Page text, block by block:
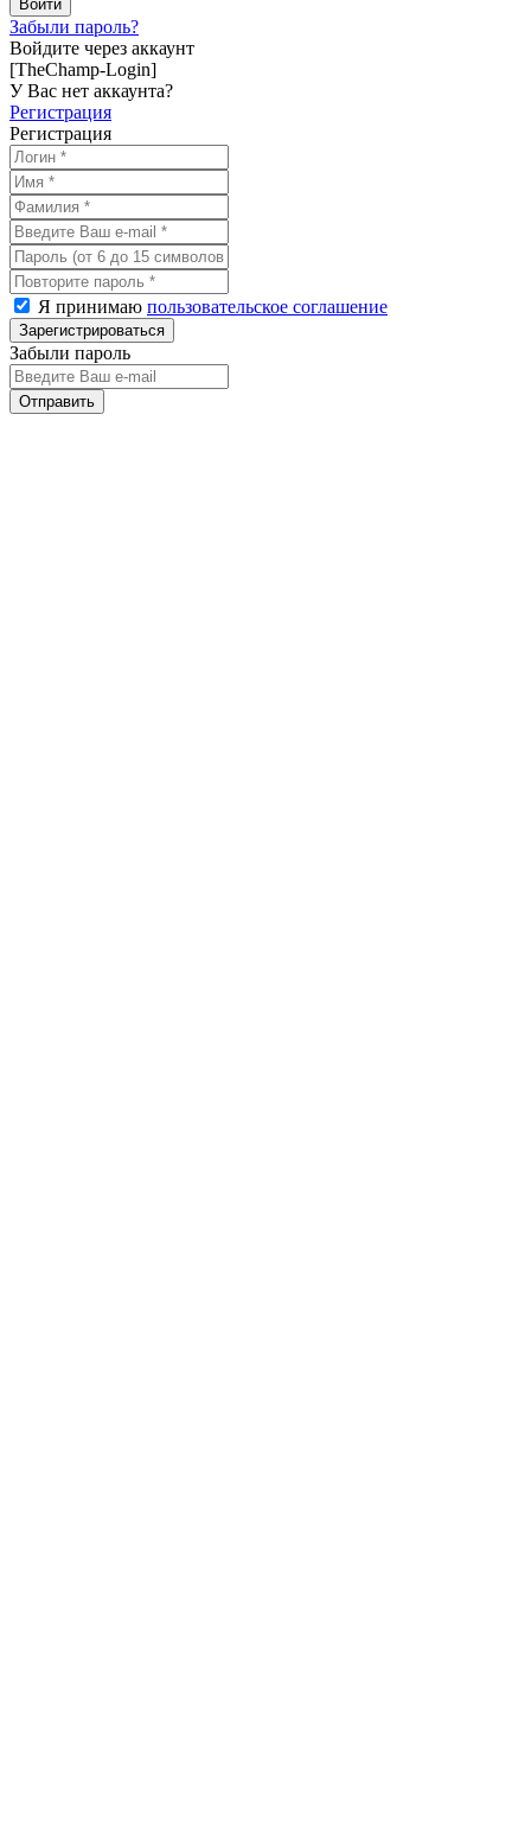
Забыли пароль?
Войдите через аккаунт
[TheChamp-Login]
У Вас нет аккаунта?
Регистрация
Регистрация
Я принимаю пользовательское соглашение
Забыли пароль